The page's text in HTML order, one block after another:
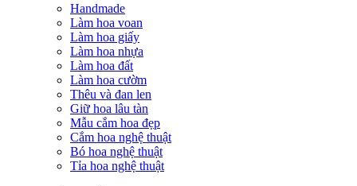
Handmade
Làm hoa voan
Làm hoa giấy
Làm hoa nhựa
Làm hoa đất
Làm hoa cườm
Thêu và đan len
Giữ hoa lâu tàn
Mẫu cắm hoa đẹp
Cắm hoa nghệ thuật
Bó hoa nghệ thuật
Tỉa hoa nghệ thuật